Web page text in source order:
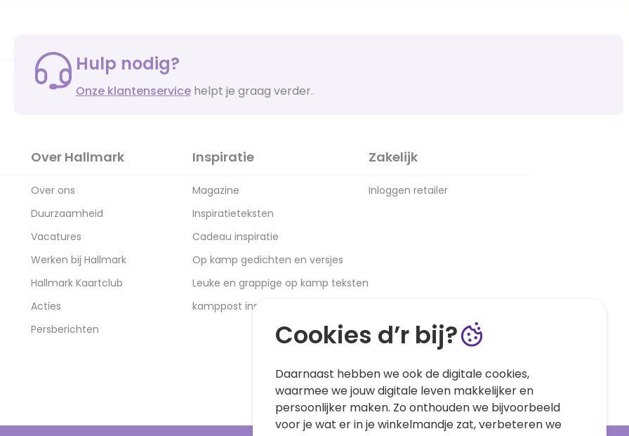
Hulp nodig?
Onze klantenservice helpt je graag verder.
Over Hallmark
Over ons
Duurzaamheid
Vacatures
Werken bij Hallmark
Hallmark Kaartclub
Acties
Persberichten
Inspiratie
Magazine
Inspiratieteksten
Cadeau inspiratie
Op kamp gedichten en versjes
Leuke en grappige op kamp teksten
kamppost inspiratie
Zakelijk
Inloggen retailer
Cookies d’r bij?
Daarnaast hebben we ook de digitale cookies,
waarmee we jouw digitale leven makkelijker en
persoonlijker maken. Zo onthouden we bijvoorbeeld
voor je wat er in je winkelmandje zat, verbeteren we